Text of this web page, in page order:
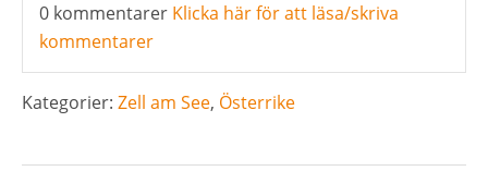
0 kommentarer Klicka här för att läsa/skriva
kommentarer
Kategorier: Zell am See, Österrike